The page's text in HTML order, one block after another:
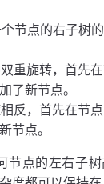
节点的右子树
重旋转，首先
了新节点。
反，首先在节
节点。
点的左右子